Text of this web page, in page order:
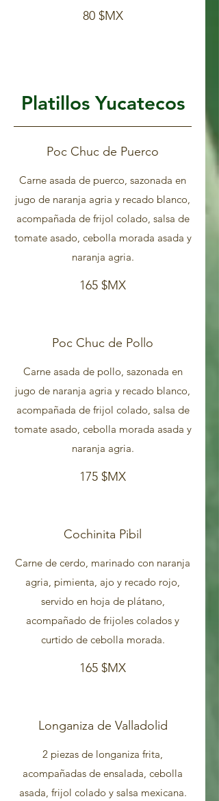
80 $MX
Platillos Yucatecos
Poc Chuc de Puerco
Carne asada de puerco, sazonada en
jugo de naranja agria y recado blanco,
acompañada de frijol colado, salsa de
tomate asado, cebolla morada asada y
naranja agria.
165 $MX
Poc Chuc de Pollo
Carne asada de pollo, sazonada en
jugo de naranja agria y recado blanco,
acompañada de frijol colado, salsa de
tomate asado, cebolla morada asada y
naranja agria.
175 $MX
Cochinita Pibil
Carne de cerdo, marinado con naranja
agria, pimienta, ajo y recado rojo,
servido en hoja de plátano,
acompañado de frijoles colados y
curtido de cebolla morada.
165 $MX
Longaniza de Valladolid
2 piezas de longaniza frita,
acompañadas de ensalada, cebolla